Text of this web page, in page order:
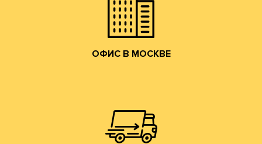
ОФИС В МОСКВЕ
ОФИС В МОСКВЕ
ДОСТАВКА